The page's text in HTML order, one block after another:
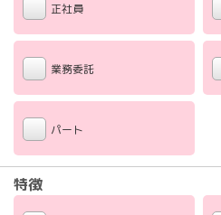
正社員
業務委託
パート
特徴